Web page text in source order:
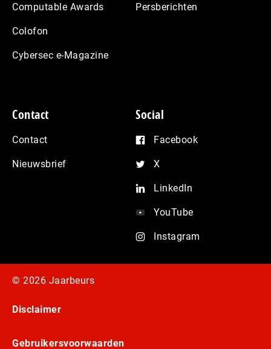
Computable Awards
Colofon
Cybersec e-Magazine
Persberichten
Contact
Contact
Nieuwsbrief
Social
Facebook
X
LinkedIn
YouTube
Instagram
© 2026 Jaarbeurs
Disclaimer
Gebruikersvoorwaarden